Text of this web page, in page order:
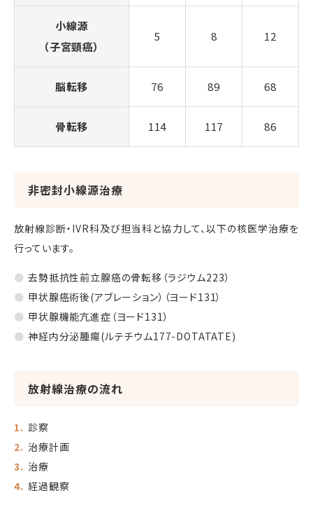
小線源
（子宮頸癌）
5 8 12
脳転移 76 89 68
骨転移 114 117 86
非密封小線源治療
放射線診断・IVR科及び担当科と協力して、以下の核医学治療を
行っています。
去勢抵抗性前立腺癌の骨転移（ラジウム223）
甲状腺癌術後(アブレーション）（ヨード131）
甲状腺機能亢進症（ヨード131）
神経内分泌腫瘍(ルテチウム177-DOTATATE)
放射線治療の流れ
診察
治療計画
治療
経過観察